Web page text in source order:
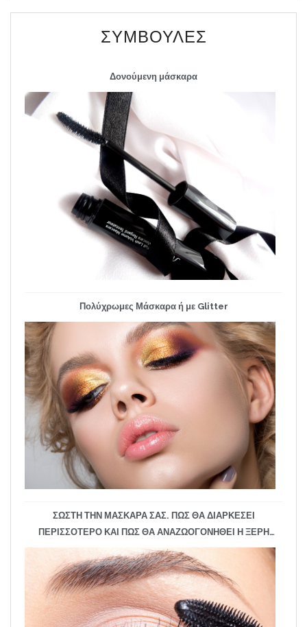
ΣΥΜΒΟΥΛΈΣ
Δονούμενη μάσκαρα
Πολύχρωμες Μάσκαρα ή με Glitter
ΣΩΣΤΗ ΤΗΝ ΜΑΣΚΑΡΑ ΣΑΣ. ΠΏΣ ΘΑ ΔΙΑΡΚΈΣΕΙ
ΠΕΡΙΣΣΌΤΕΡΟ ΚΑΙ ΠΏΣ ΘΑ ΑΝΑΖΩΟΓΟΝΗΘΕΊ Η ΞΕΡΉ
ΜΆΣΚΑΡΑ;